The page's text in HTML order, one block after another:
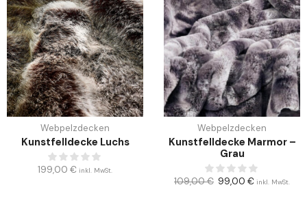
Webpelzdecken
Kunstfelldecke Luchs
199,00 € inkl. MwSt.
Webpelzdecken
Kunstfelldecke Marmor –
Grau
109,00€ 99,00 € inkl. MwSt.